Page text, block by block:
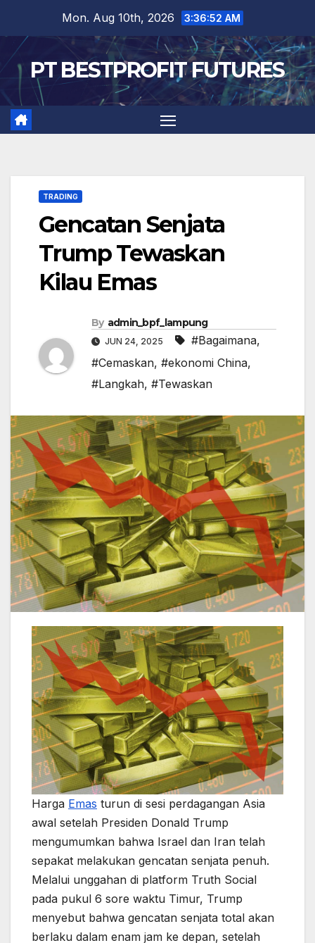
content
Mon. Aug 10th, 2026 3:36:53 AM
PT BESTPROFIT FUTURES
TRADING
Gencatan Senjata
Trump Tewaskan
Kilau Emas
By admin_bpf_lampung
JUN 24, 2025 #Bagaimana,
#Cemaskan, #ekonomi China,
#Langkah, #Tewaskan
Harga Emas turun di sesi perdagangan Asia
awal setelah Presiden Donald Trump
mengumumkan bahwa Israel dan Iran telah
sepakat melakukan gencatan senjata penuh.
Melalui unggahan di platform Truth Social
pada pukul 6 sore waktu Timur, Trump
menyebut bahwa gencatan senjata total akan
berlaku dalam enam jam ke depan, setelah